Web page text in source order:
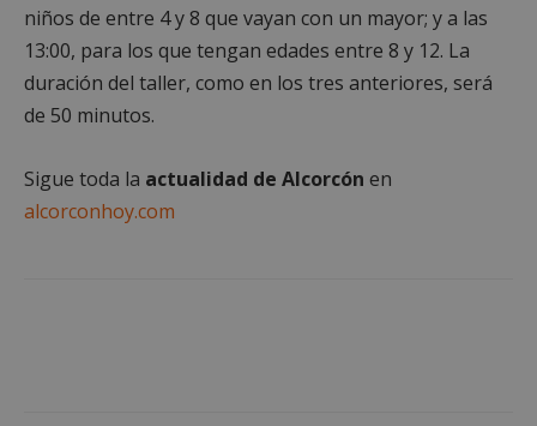
niños de entre 4 y 8 que vayan con un mayor; y a las
13:00, para los que tengan edades entre 8 y 12. La
duración del taller, como en los tres anteriores, será
de 50 minutos.
Sigue toda la actualidad de Alcorcón en
alcorconhoy.com
Google
Privacy Policy